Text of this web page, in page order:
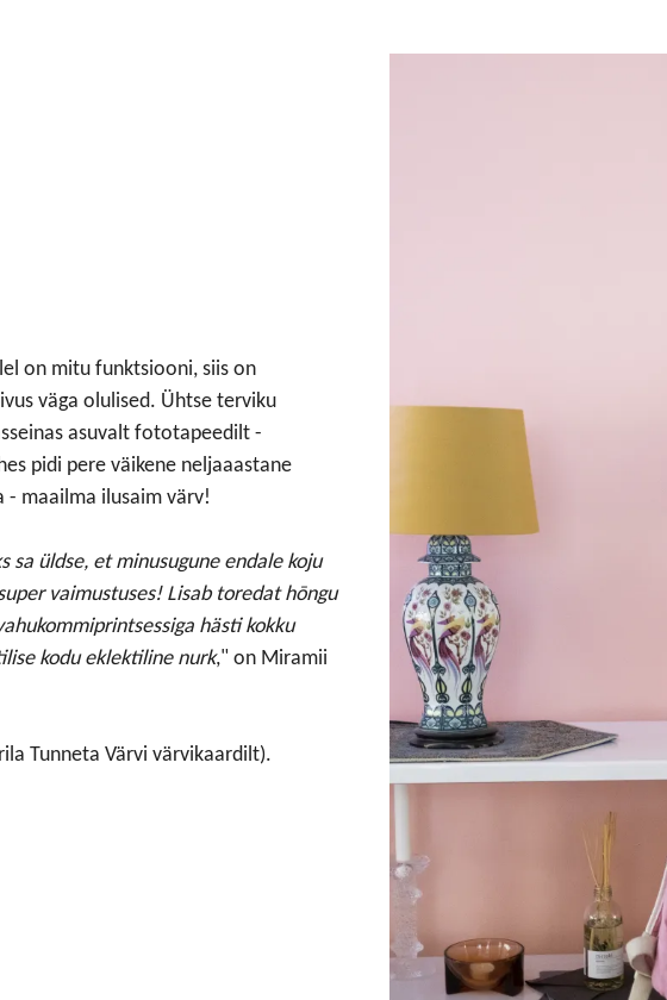
on mitu funktsiooni, siis on
väga olulised. Ühtse terviku
asuvalt fototapeedilt -
pidi pere väikene neljaaastane
- maailma ilusaim värv!
sa üldse, et minusugune endale koju
vaimustuses! Lisab toredat hōngu
hästi kokku
kodu eklektiline nurk," on Miramii
Tunneta Värvi värvikaardilt).